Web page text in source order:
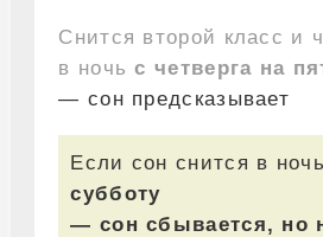
Снится второй класс и
в ночьс четверга на
— сон предсказывает
Если сон снится в
субботу
— сон сбывается, но